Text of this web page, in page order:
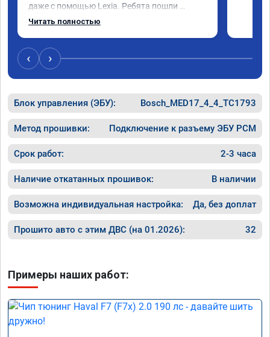
даже с помощью Lexia. Ребята пошли
навстречу, оперативно приняли и за час
Читать полностью
‹ ›
Блок управления (ЭБУ): Bosch_MED17_4_4_TC1793
Метод прошивки: Подключение к разъему ЭБУ PCM
Срок работ: 2-3 часа
Наличие откатанных прошивок: В наличии
Возможна индивидуальная настройка: Да, без доплат
Прошито авто с этим ДВС (на 01.2026): 32
Примеры наших работ: